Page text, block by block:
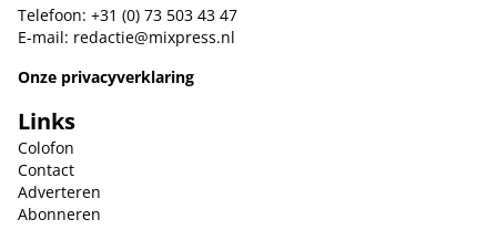
Telefoon: +31 (0) 73 503 43 47
E-mail: redactie@mixpress.nl
Onze privacyverklaring
Links
Colofon
Contact
Adverteren
Abonneren